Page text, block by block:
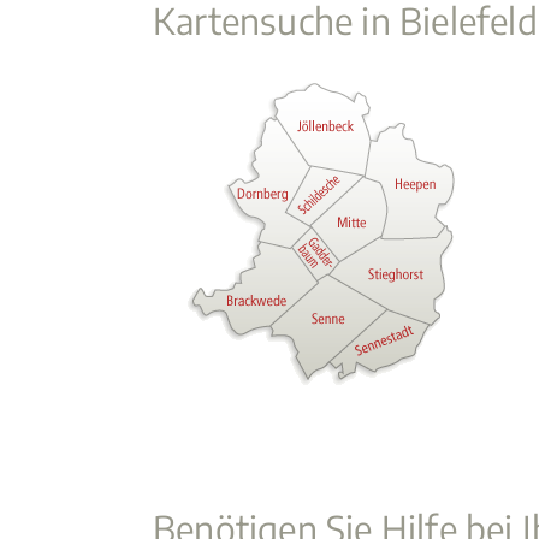
Kartensuche in Bielefeld
Benötigen Sie Hilfe bei